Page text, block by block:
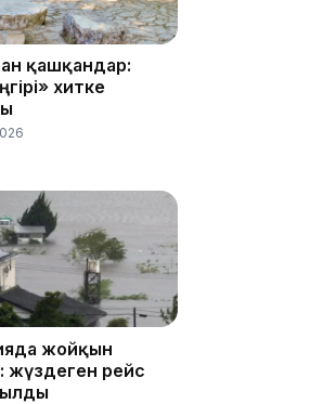
қашқандар:
хитке
жойқын
жүздеген рейс